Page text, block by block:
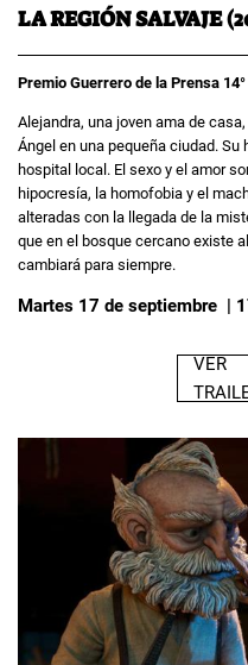
LA REGIÓN SALVAJE
Premio Guerrero de la Prensa
Alejandra, una joven ama de
Ángel en una pequeña ciudad.
hospital local. El sexo y el amor
hipocresía, la homofobia y el
alteradas con la llegada de la
que en el bosque cercano existe
cambiará para siempre.
Martes 17 de septiembre |
VER